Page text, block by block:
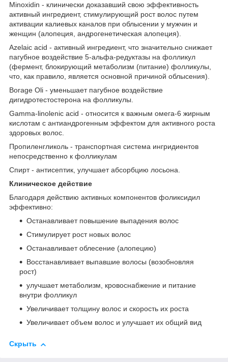
Minoxidin - клинически доказавший свою эффективность
активный ингредиент, стимулирующий рост волос путем
активации калиевых каналов при облысении у мужчин и
женщин (алопеция, андрогенетическая алопеция).
Azelaic acid - активный ингредиент, что значительно снижает
пагубное воздействие 5-альфа-редуктазы на фолликул
(фермент, блокирующий метаболизм (питание) фолликулы,
что, как правило, является основной причиной облысения).
Borage Oli - уменьшает пагубное воздействие
дигидротестостерона на фолликулы.
Gamma-linolenic acid - относится к важным омега-6 жирным
кислотам с антиандрогенным эффектом для активного роста
здоровых волос.
Пропиленгликоль - транспортная система ингридиентов
непосредственно к фолликулам
Спирт- антисептик, улучшает абсорбцию лосьона.
Клиническое действие
Благодаря действию активных компонентов фоликсидил
эффективно:
Останавливает повышение выпадения волос
Стимулирует рост новых волос
Останавливает облесение (алопецию)
Восстанавливает выпавшие волосы (возобновляя
рост)
улучшает метаболизм, кровоснабжение и питание
внутри фолликул
Увеличивает толщину волос и скорость их роста
Увеличивает объем волос и улучшает их общий вид
Скрыть